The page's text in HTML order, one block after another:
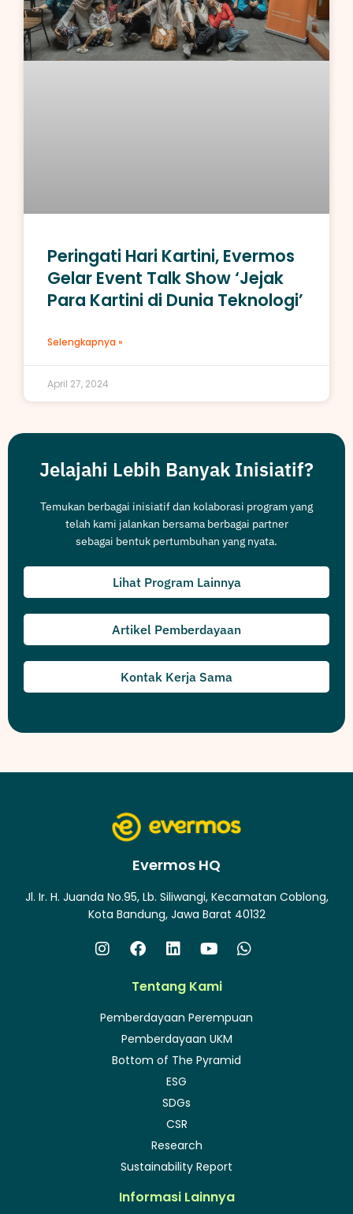
Peringati Hari Kartini, Evermos
Gelar Event Talk Show ‘Jejak
Para Kartini di Dunia Teknologi’
Selengkapnya »
April 27, 2024
Jelajahi Lebih Banyak Inisiatif?
Temukan berbagai inisiatif dan kolaborasi program yang
telah kami jalankan bersama berbagai partner
sebagai bentuk pertumbuhan yang nyata.
Lihat Program Lainnya
Artikel Pemberdayaan
Kontak Kerja Sama
Evermos HQ
Jl. Ir. H. Juanda No.95, Lb. Siliwangi, Kecamatan Coblong,
Kota Bandung, Jawa Barat 40132
Tentang Kami
Pemberdayaan Perempuan
Pemberdayaan UKM
Bottom of The Pyramid
ESG
SDGs
CSR
Research
Sustainability Report
Informasi Lainnya